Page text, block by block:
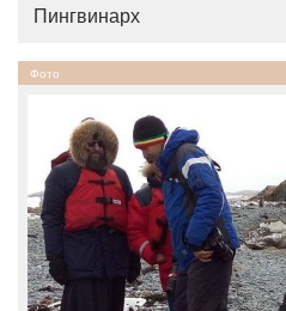
Пингвинарх
Фото